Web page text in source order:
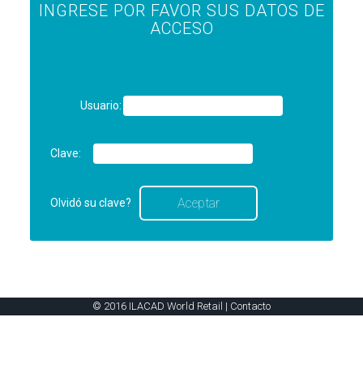
INGRESE POR FAVOR SUS DATOS DE
ACCESO
Usuario:
Clave:
Olvidó su clave?
© 2016 ILACAD World Retail | Contacto